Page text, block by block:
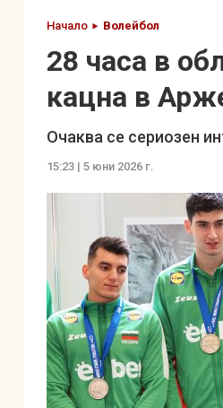
Начало Волейбол
28 часа в
кацна в
Очаква се сериозен
15:23 | 5 юни 2026 г.